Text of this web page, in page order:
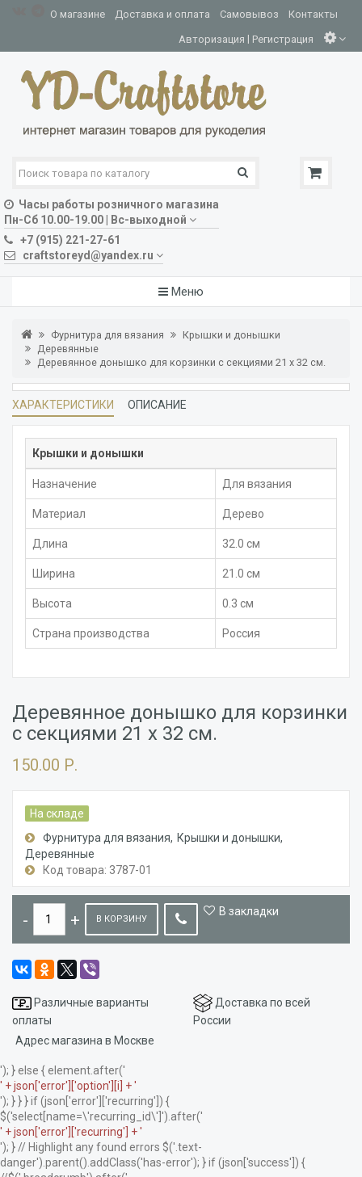
О магазине Доставка и оплата Самовывоз Контакты
Авторизация | Регистрация
Часы работы розничного магазина
Пн-Сб 10.00-19.00 | Вс-выходной
+7 (915) 221-27-61
craftstoreyd@yandex.ru
Меню
Фурнитура для вязания
Крышки и донышки
Деревянные
Деревянное донышко для корзинки с секциями 21 х 32 см.
ХАРАКТЕРИСТИКИ ОПИСАНИЕ
Крышки и донышки
Назначение Для вязания
Материал Дерево
Длина 32.0 см
Ширина 21.0 см
Высота 0.3 см
Страна производства Россия
Деревянное донышко для корзинки
с секциями 21 х 32 см.
150.00 Р.
На складе
Фурнитура для вязания
Крышки и донышки
Деревянные
Код товара: 3787-01
В КОРЗИНУ
В закладки
Различные варианты
оплаты
Доставка по всей
России
Адрес магазина в Москве
'); } else { element.after('
' + json['error']['option'][i] + '
'); } } } if (json['error']['recurring']) {
$('select[name=\'recurring_id\']').after('
' + json['error']['recurring'] + '
'); } // Highlight any found errors $('.text-
danger').parent().addClass('has-error'); } if (json['success']) {